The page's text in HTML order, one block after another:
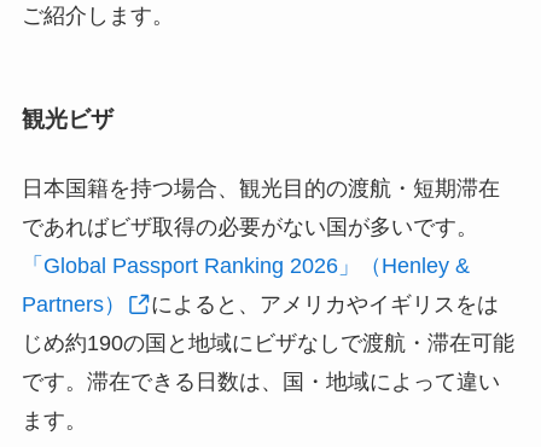
ご紹介します。
観光ビザ
日本国籍を持つ場合、観光目的の渡航・短期滞在
であればビザ取得の必要がない国が多いです。
「Global Passport Ranking 2026」（Henley &
Partners）
によると、アメリカやイギリスをは
じめ約190の国と地域にビザなしで渡航・滞在可能
です。滞在できる日数は、国・地域によって違い
ます。